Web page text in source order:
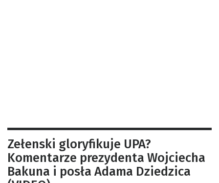
Zełenski gloryfikuje UPA?
Komentarze prezydenta Wojciecha
Bakuna i posła Adama Dziedzica